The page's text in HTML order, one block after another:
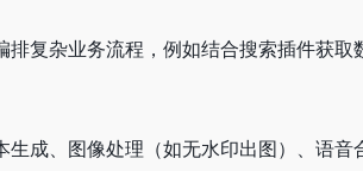
排复杂业务流程，例如结合搜索插件获
生成、图像处理（如无水印出图）、语